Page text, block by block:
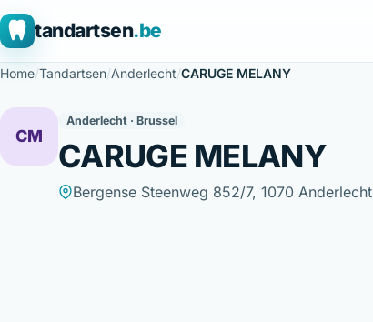
tandartsen.be
Home/Tandartsen/Anderlecht/CARUGE MELANY
CM
Anderlecht · Brussel
CARUGE MELANY
Bergense Steenweg 852/7, 1070 Anderlecht